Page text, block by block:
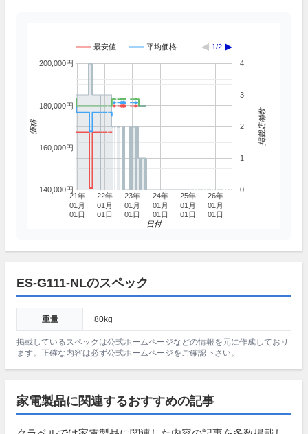
最安値 平均価格 1/2
21年
01月
01日
22年
01月
01日
23年
01月
01日
24年
01月
01日
25年
01月
01日
26年
01月
01日
140,000円
160,000円
180,000円
200,000円
0
1
2
3
4
日付
価格 掲載店舗数
ES-G111-NLのスペック
重量 80kg
掲載しているスペックは公式ホームページなどの情報を元に作成しており
ます。正確な内容は必ず公式ホームページをご確認下さい。
家電製品に関連するおすすめの記事